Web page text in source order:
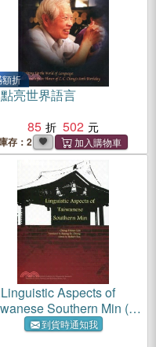
額折
點亮世界語言
85
502
庫存：2
Linguistic Aspects of
Southern Min (臺
閩南語概論-英文版)
到貨時通知我